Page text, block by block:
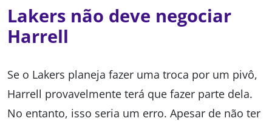
Lakers não deve negociar
Harrell
Se o Lakers planeja fazer uma troca por um pivô,
Harrell provavelmente terá que fazer parte dela.
No entanto, isso seria um erro. Apesar de não ter